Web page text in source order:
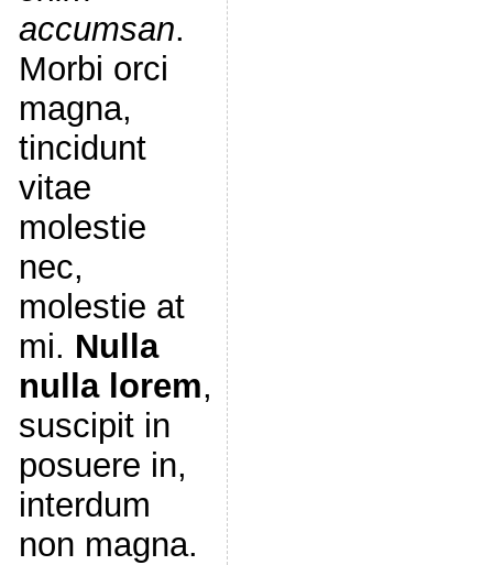
accumsan.
Morbi orci
magna,
tincidunt
vitae
molestie
nec,
molestie at
mi. Nulla
nulla lorem,
suscipit in
posuere in,
interdum
non magna.